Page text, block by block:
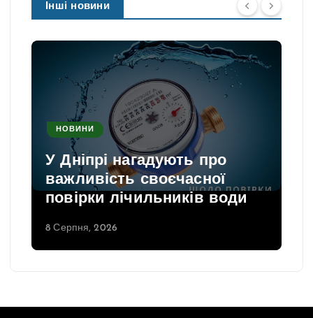
Інші новини
НОВИНИ
У Дніпрі нагадують про
важливість своєчасної
повірки лічильників води
8 Серпня, 2026